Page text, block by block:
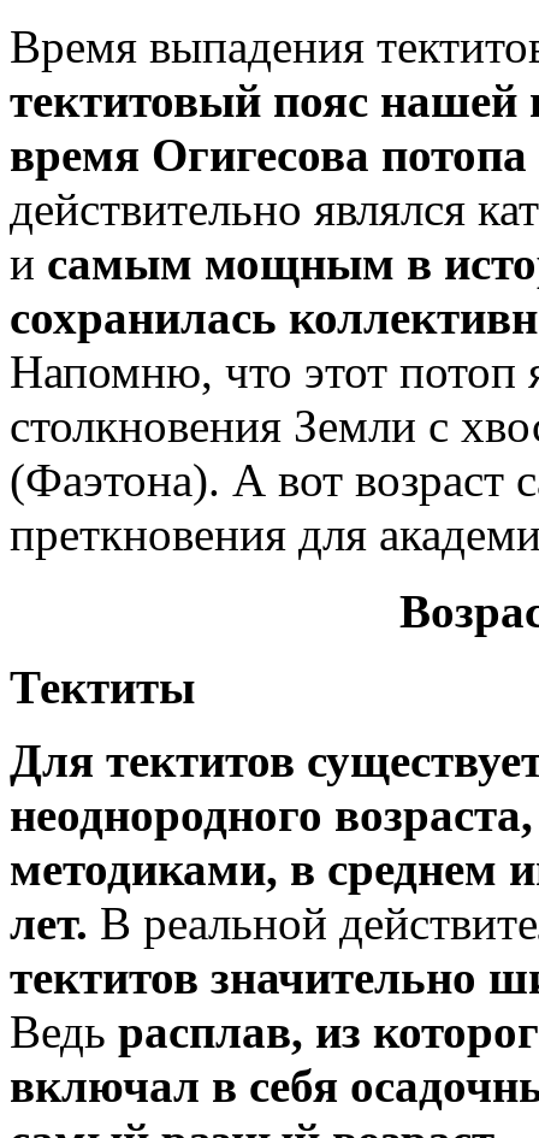
Время выпадения
тектитовый пояс нашей
время Огигесова
действительно являлся
и самым мощным в
сохранилась
Напомню, что этот потоп
столкновения Земли с
(Фаэтона). А вот возраст
преткновения для
Тектиты
Для тектитов
неоднородного
методиками, в среднем
лет. В реальной
тектитов значительно
Ведь расплав, из
включал в себя